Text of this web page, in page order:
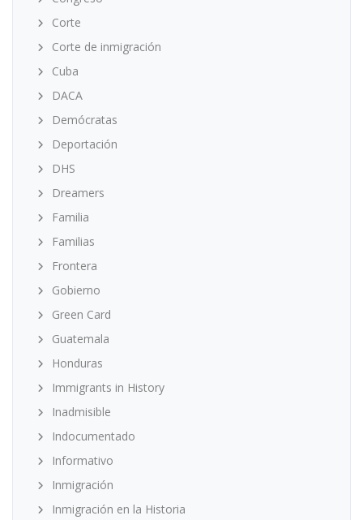
Corte
Corte de inmigración
Cuba
DACA
Demócratas
Deportación
DHS
Dreamers
Familia
Familias
Frontera
Gobierno
Green Card
Guatemala
Honduras
Immigrants in History
Inadmisible
Indocumentado
Informativo
Inmigración
Inmigración en la Historia